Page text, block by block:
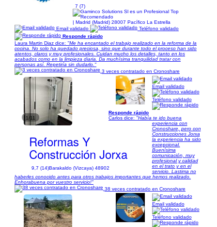
7 (7)
| Madrid (Madrid) 28007 Pacífico La Estrella
Email validado
Teléfono validado
Responde rápido
Laura Martin Diaz dice: "Me ha encantado el trabajo realizado en la reforma de la
cocina. No solo ha quedado preciosa, sino que durante todo el proceso han sido
atentos, claros y muy profesionales. Cuidan mucho los detalles, tanto en los
acabados como en la limpieza diaria. Da muchísima tranquilidad tratar con
personas así. Repetiría sin dudarlo."
3 veces contratado en Cronoshare
1/11
Reformas Y
Construcción Jorxa
9,7 (14)Barakaldo (Vizcaya) 48902
Email validado
Teléfono validado
Responde rápido
Carlos dice: "Había te ido buena
experiencia con
Cronoshare, pero con
Construcciones Jorxa
la experiencia ha sido
excepcional.
Buenísima
comunicación, muy
profesional y calidad
en el trato y en el
servicio. Lastima no
haberles conocido antes para otros trabajos importantes que hemos realizado.
Enhorabuena por vuestro servicio!"
38 veces contratado en Cronoshare
Email validado
Teléfono validado